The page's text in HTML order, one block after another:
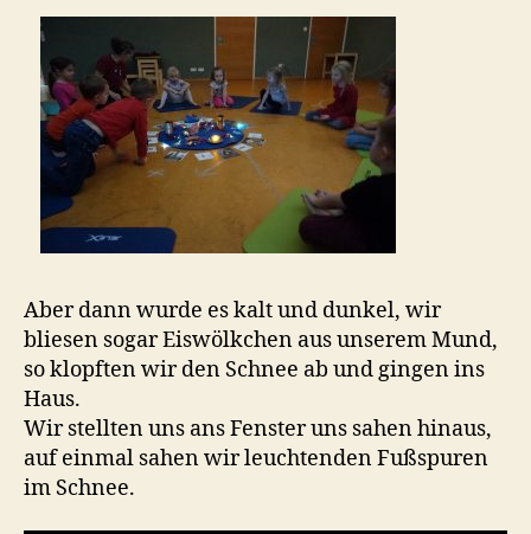
Aber dann wurde es kalt und dunkel, wir
bliesen sogar Eiswölkchen aus unserem Mund,
so klopften wir den Schnee ab und gingen ins
Haus.
Wir stellten uns ans Fenster uns sahen hinaus,
auf einmal sahen wir leuchtenden Fußspuren
im Schnee.